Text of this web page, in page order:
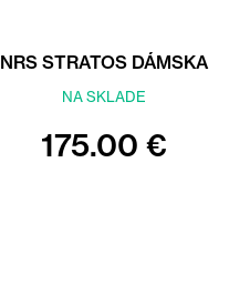
NRS STRATOS DÁMSKA
NA SKLADE
175.00 €